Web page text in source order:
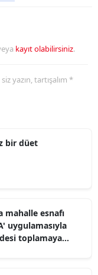
kayıt olabilirsiniz.
yazın, tartışalım *
bir düet
mahalle esnafı
uygulamasıyla
toplamaya